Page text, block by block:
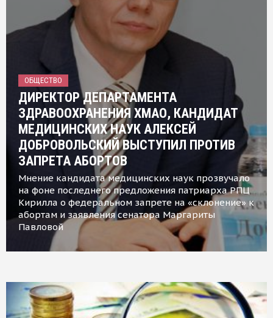
ОБЩЕСТВО
ДИРЕКТОР ДЕПАРТАМЕНТА
ЗДРАВООХРАНЕНИЯ ХМАО, КАНДИДАТ
МЕДИЦИНСКИХ НАУК АЛЕКСЕЙ
ДОБРОВОЛЬСКИЙ ВЫСТУПИЛ ПРОТИВ
ЗАПРЕТА АБОРТОВ
Мнение кандидата медицинских наук прозвучало
на фоне последнего предложения патриарха РПЦ
Кирилла о федеральном запрете на «склонение» к
абортам и заявления сенатора Маргариты
Павловой